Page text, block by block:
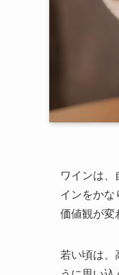
ワインは
インをかな
価値観が変
若い頃は、